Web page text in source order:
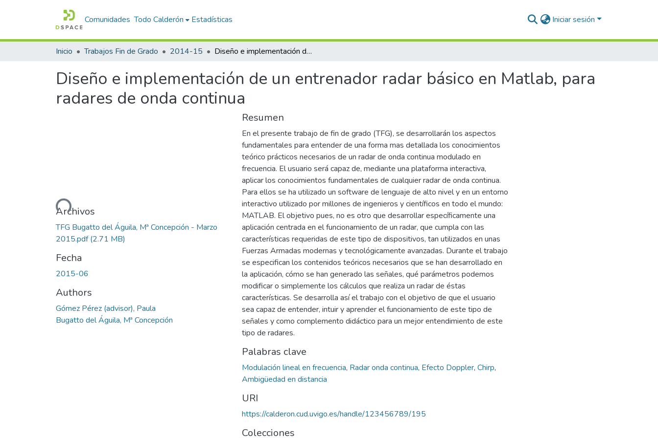
Comunidades Todo Calderón Estadísticas Iniciar sesión
Inicio Trabajos Fin de Grado 2014-15 Diseño e implementación de un entrenador radar básico en Matlab, para radares de onda continua
Diseño e implementación de un entrenador radar básico en Matlab, para
radares de onda continua
Cargando...Archivos
TFG Bugatto del Águila, Mª Concepción - Marzo
2015.pdf(2.71 MB)
Fecha
2015-06
Authors
Gómez Pérez (advisor), Paula
Bugatto del Águila, Mª Concepción
Resumen
En el presente trabajo de fin de grado (TFG), se desarrollarán los aspectos
fundamentales para entender de una forma mas detallada los conocimientos
teórico prácticos necesarios de un radar de onda continua modulado en
frecuencia. El usuario será capaz de, mediante una plataforma interactiva,
aplicar los conocimientos fundamentales de cualquier radar de onda continua.
Para ellos se ha utilizado un software de lenguaje de alto nivel y en un entorno
interactivo utilizado por millones de ingenieros y científicos en todo el mundo:
MATLAB. El objetivo pues, no es otro que desarrollar específicamente una
aplicación centrada en el funcionamiento de un radar, que cumpla con las
características requeridas de este tipo de dispositivos, tan utilizados en unas
Fuerzas Armadas modernas y tecnológicamente avanzadas. Durante el trabajo
se especifican los contenidos teóricos necesarios que se han desarrollado en
la aplicación, cómo se han generado las señales, qué parámetros podemos
modificar o simplemente los cálculos que realiza un radar de éstas
características. Se desarrolla así el trabajo con el objetivo de que el usuario
sea capaz de entender, intuir y aprender el funcionamiento de este tipo de
señales y como complemento didáctico para un mejor entendimiento de este
tipo de radares.
Palabras clave
Modulación lineal en frecuencia, Radar onda continua, Efecto Doppler, Chirp,
Ambigüedad en distancia
URI
https://calderon.cud.uvigo.es/handle/123456789/195
Colecciones